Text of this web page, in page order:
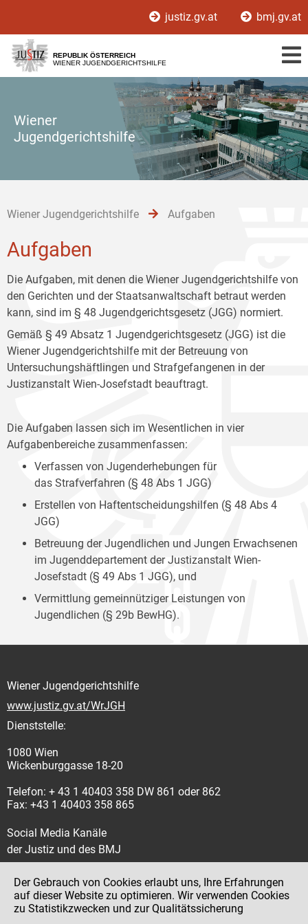
[1]
[2]
[3]
justiz.gv.at bmj.gv.at
REPUBLIK ÖSTERREICH
WIENER JUGENDGERICHTSHILFE
Wiener
Jugendgerichtshilfe
Wiener Jugendgerichtshilfe Aufgaben
Aufgaben
Die Aufgaben, mit denen die Wiener Jugendgerichtshilfe von
den Gerichten und der Staatsanwaltschaft betraut werden
kann, sind im § 48 Jugendgerichtsgesetz (JGG) normiert.
Gemäß § 49 Absatz 1 Jugendgerichtsgesetz (JGG) ist die
Wiener Jugendgerichtshilfe mit der Betreuung von
Untersuchungshäftlingen und Strafgefangenen in der
Justizanstalt Wien-Josefstadt beauftragt.
Die Aufgaben lassen sich im Wesentlichen in vier
Aufgabenbereiche zusammenfassen:
Verfassen von Jugenderhebungen für
das Strafverfahren (§ 48 Abs 1 JGG)
Erstellen von Haftentscheidungshilfen (§ 48 Abs 4
JGG)
Betreuung der Jugendlichen und Jungen Erwachsenen
im Jugenddepartement der Justizanstalt Wien-
Josefstadt (§ 49 Abs 1 JGG), und
Vermittlung gemeinnütziger Leistungen von
Jugendlichen (§ 29b BewHG).
Wiener Jugendgerichtshilfe
www.justiz.gv.at/WrJGH
Dienststelle:
1080 Wien
Wickenburggasse 18-20
Telefon: + 43 1 40403 358 DW 861 oder 862
Fax: +43 1 40403 358 865
Social Media Kanäle
der Justiz und des BMJ
Impressum
Der Gebrauch von Cookies erlaubt uns, Ihre Erfahrungen
auf dieser Website zu optimieren. Wir verwenden Cookies
zu Statistikzwecken und zur Qualitätssicherung